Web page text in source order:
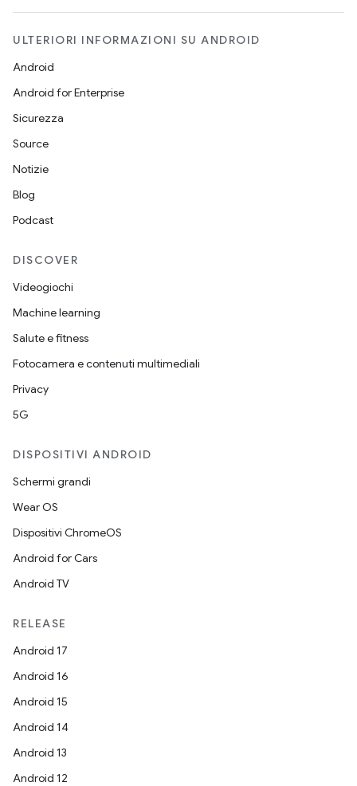
ULTERIORI INFORMAZIONI SU ANDROID
Android
Android for Enterprise
Sicurezza
Source
Notizie
Blog
Podcast
DISCOVER
Videogiochi
Machine learning
Salute e fitness
Fotocamera e contenuti multimediali
Privacy
5G
DISPOSITIVI ANDROID
Schermi grandi
Wear OS
Dispositivi ChromeOS
Android for Cars
Android TV
RELEASE
Android 17
Android 16
Android 15
Android 14
Android 13
Android 12